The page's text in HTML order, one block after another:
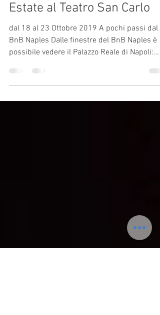
Elia
8 gen 2019
Tempo di lettura: 1 min
Sogno di una notte di mezza
Estate al Teatro San Carlo
dal 18 al 23 Ottobre 2019 A pochi passi dal
BnB Naples Dalle finestre del BnB Naples è